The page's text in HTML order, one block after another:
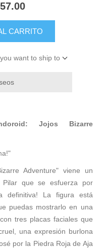
CARRITO
want to ship to
Jojos Bizarre
Adventure" viene un
Pilar que se esfuerza por
definitiva! La figura está
puedas mostrarlo en una
tres placas faciales que
una expresión burlona
por la Piedra Roja de Aja